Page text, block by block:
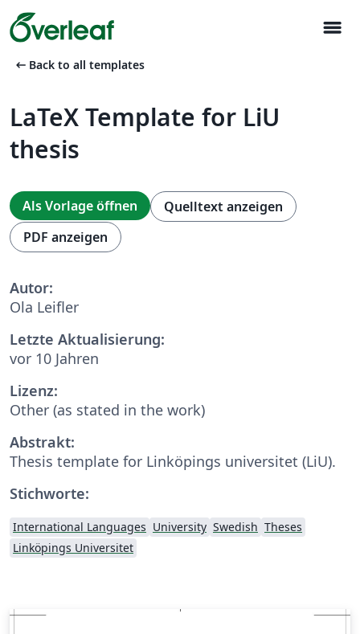
menu
arrow_left_alt Back to all templates
LaTeX Template for LiU
thesis
Als Vorlage öffnen
Quelltext anzeigen
PDF anzeigen
Autor:
Ola Leifler
Letzte Aktualisierung:
vor 10 Jahren
Lizenz:
Other (as stated in the work)
Abstrakt:
Thesis template for Linköpings universitet (LiU).
Stichworte:
International Languages University Swedish Theses
Linköpings Universitet